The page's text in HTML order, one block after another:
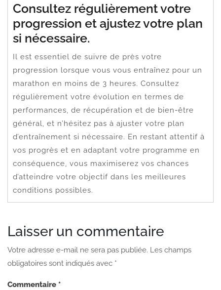
Consultez régulièrement votre
progression et ajustez votre plan
si nécessaire.
Il est essentiel de suivre de près votre
progression lorsque vous vous entraînez pour un
marathon en moins de 3 heures. Consultez
régulièrement votre évolution en termes de
performances, de récupération et de bien-être
général, et n’hésitez pas à ajuster votre plan
d’entraînement si nécessaire. En restant attentif à
vos progrès et en adaptant votre programme en
conséquence, vous maximiserez vos chances
d’atteindre votre objectif dans les meilleures
conditions possibles.
Laisser un commentaire
Votre adresse e-mail ne sera pas publiée. Les champs
obligatoires sont indiqués avec *
Commentaire *